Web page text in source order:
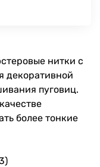
нитки с
декоративной
пуговиц.
более тонкие